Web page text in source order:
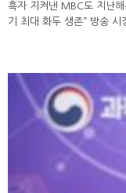
흑자 지켜낸 MBC도 지난
기 최대 화두 생존” 방송 시